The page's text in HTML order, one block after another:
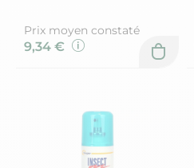
Prix moyen constaté
9,34 €